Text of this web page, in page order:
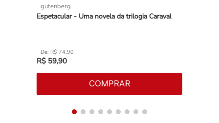
gutenberg
Espetacular - Uma novela da trilogia Caraval
R$ 74,90
R$ 59,90
COMPRAR